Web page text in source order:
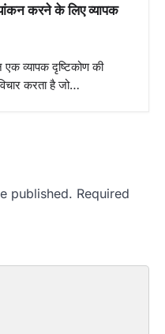
करने के लिए व्यापक
एक व्यापक दृष्टिकोण की
करता है जो…
published. Required